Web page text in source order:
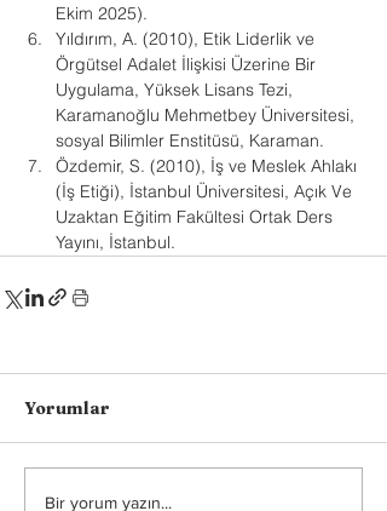
Ekim 2025).
Yıldırım, A. (2010), Etik Liderlik ve
Örgütsel Adalet İlişkisi Üzerine Bir
Uygulama, Yüksek Lisans Tezi,
Karamanoğlu Mehmetbey Üniversitesi,
sosyal Bilimler Enstitüsü, Karaman.
Özdemir, S. (2010), İş ve Meslek Ahlakı
(İş Etiği), İstanbul Üniversitesi, Açık Ve
Uzaktan Eğitim Fakültesi Ortak Ders
Yayını, İstanbul.
Yorumlar
Bir yorum yazın...